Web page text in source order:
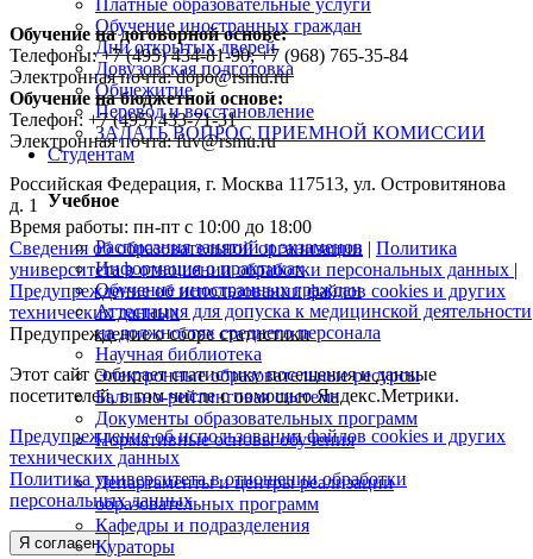
Платные образовательные услуги
Обучение иностранных граждан
Дни открытых дверей
Довузовская подготовка
Общежитие
Перевод и восстановление
ЗАДАТЬ ВОПРОС ПРИЕМНОЙ КОМИССИИ
Студентам
Учебное
Расписания занятий и экзаменов
Информация о практиках
Обучение иностранных граждан
Аттестация для допуска к медицинской деятельности
на должностях среднего персонала
Научная библиотека
Электронные образовательные ресурсы
Балльно-рейтинговая система
Документы образовательных программ
Нормативные основы обучения
Департаменты и центры реализации
образовательных программ
Кафедры и подразделения
Кураторы
Обучение на договорной основе:
Телефоны: +7 (495) 434-81-90; +7 (968) 765-35-84
Электронная почта: dopo@rsmu.ru
Обучение на бюджетной основе:
Телефон: +7 (495) 433-71-31
Электронная почта: fuv@rsmu.ru
Российская Федерация, г. Москва 117513, ул. Островитянова
д. 1
Время работы: пн-пт с 10:00 до 18:00
Сведения об образовательной организации
Политика
университета в отношении обработки персональных данных
Предупреждение об использовании файлов cookies и других
технических данных
Предупреждение о сборе статистики
Этот сайт собирает статистику посещения и данные
посетителей, в том числе с помощью Яндекс.Метрики.
Предупреждение об использовании файлов cookies и других
технических данных
Политика университета в отношении обработки
персональных данных
Я согласен